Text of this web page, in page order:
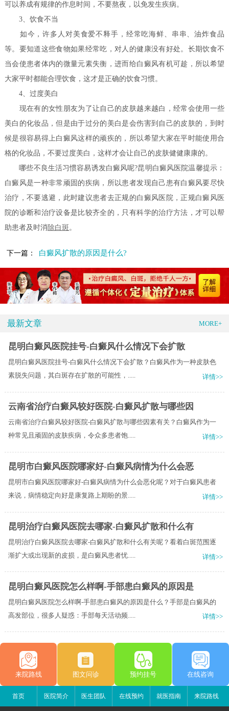
可以养成有规律的作息时间，不要熬夜，以免发生疾病。
3、饮食不当
如今，许多人对美食爱不释手，经常吃海鲜、串串、油炸食品
等。要知道这些食物如果经常吃，对人的健康没有好处。长期饮食不
当会使患者体内的微量元素失衡，进而给白癜风有机可趁，所以希望
大家平时都能合理饮食，这才是正确的饮食习惯。
4、过度美白
现在有的女性朋友为了让自己的皮肤越来越白，经常会使用一些
美白的化妆品，但是由于过分的美白是会伤害到自己的皮肤的，到时
候是很容易得上白癜风这样的顽疾的，所以希望大家在平时能使用合
格的化妆品，不要过度美白，这样才会让自己的皮肤健健康康的。
哪些不良生活习惯容易诱发白癜风呢?昆明白癜风医院温馨提示：
白癜风是一种非常顽固的疾病，所以患者发现自己患有白癜风要尽快
治疗，不要逃避，此时建议患者去正规的白癜风医院，正规白癜风医
院的诊断和治疗设备是比较齐全的，只有科学的治疗方法，才可以帮
助患者及时消 除白斑。
下一篇： 白癜风扩散的原因是什么?
最新文章 MORE+
昆明白癜风医院挂号-白癜风什么情况下会扩散
昆明白癜风医院挂号-白癜风什么情况下会扩散？白癜风作为一种皮肤色
素脱失问题，其白斑存在扩散的可能性，.....
详情>>
云南省治疗白癜风较好医院-白癜风扩散与哪些因
云南省治疗白癜风较好医院-白癜风扩散与哪些因素有关？白癜风作为一
种常见且顽固的皮肤疾病，令众多患者饱.....
详情>>
昆明市白癜风医院哪家好-白癜风病情为什么会恶
昆明市白癜风医院哪家好-白癜风病情为什么会恶化呢？对于白癜风患者
来说，病情稳定向好是康复路上期盼的景.....
详情>>
昆明治疗白癜风医院去哪家-白癜风扩散和什么有
昆明治疗白癜风医院去哪家-白癜风扩散和什么有关呢？看着白斑范围逐
渐扩大或出现新的皮损，是白癜风患者忧.....
详情>>
昆明白癜风医院怎么样啊-手部患白癜风的原因是
昆明白癜风医院怎么样啊-手部患白癜风的原因是什么？手部是白癜风的
高发部位，很多人疑惑：手部每天活动频.....
详情>>
来院路线 图文问诊 预约挂号 在线咨询
首页 医院简介 医生团队 在线预约 就医指南 来院路线